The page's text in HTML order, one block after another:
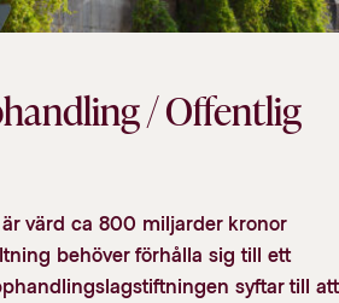
/ Offentlig
värd ca 800 miljarder kronor
behöver förhålla sig till ett
syftar till att